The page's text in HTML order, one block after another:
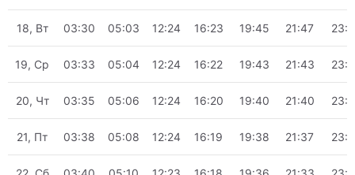
18, Вт 03:30 05:03 12:24 16:23 19:45 21:47
19, Ср 03:33 05:04 12:24 16:22 19:43 21:43
20, Чт 03:35 05:06 12:24 16:20 19:40 21:40
21, Пт 03:38 05:08 12:24 16:19 19:38 21:37